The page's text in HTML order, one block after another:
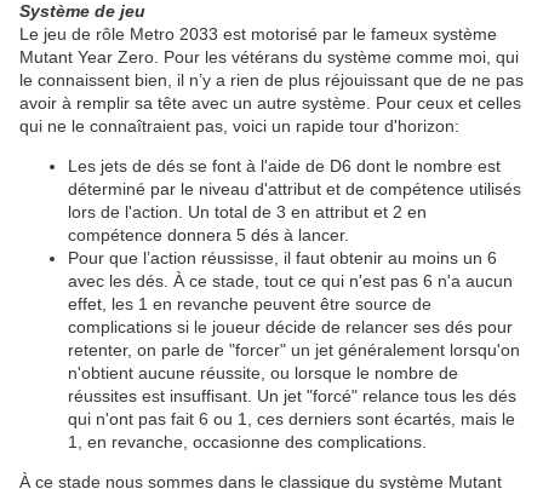
Système de jeu
Le jeu de rôle Metro 2033 est motorisé par le fameux système
Mutant Year Zero. Pour les vétérans du système comme moi, qui
le connaissent bien, il n’y a rien de plus réjouissant que de ne pas
avoir à remplir sa tête avec un autre système. Pour ceux et celles
qui ne le connaîtraient pas, voici un rapide tour d'horizon:
Les jets de dés se font à l'aide de D6 dont le nombre est
déterminé par le niveau d'attribut et de compétence utilisés
lors de l'action. Un total de 3 en attribut et 2 en
compétence donnera 5 dés à lancer.
Pour que l’action réussisse, il faut obtenir au moins un 6
avec les dés. À ce stade, tout ce qui n'est pas 6 n'a aucun
effet, les 1 en revanche peuvent être source de
complications si le joueur décide de relancer ses dés pour
retenter, on parle de "forcer" un jet généralement lorsqu'on
n'obtient aucune réussite, ou lorsque le nombre de
réussites est insuffisant. Un jet "forcé" relance tous les dés
qui n'ont pas fait 6 ou 1, ces derniers sont écartés, mais le
1, en revanche, occasionne des complications.
À ce stade nous sommes dans le classique du système Mutant